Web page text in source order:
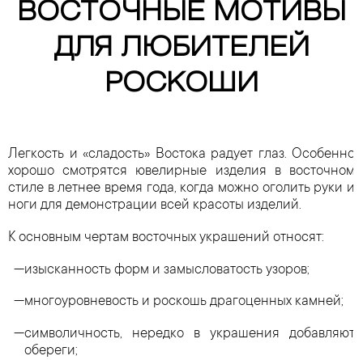
ВОСТОЧНЫЕ МОТИВЫ
ДЛЯ ЛЮБИТЕЛЕЙ
РОСКОШИ
Легкость и «сладость» Востока радует глаз. Особенно
хорошо смотрятся ювелирные изделия в восточном
стиле в летнее время года, когда можно оголить руки и
ноги для демонстрации всей красоты изделий.
К основным чертам восточных украшений относят:
изысканность форм и замысловатость узоров;
многоуровневость и роскошь драгоценных камней;
символичность, нередко в украшения добавляют
обереги;